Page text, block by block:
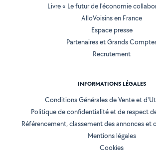
Livre « Le futur de l'économie
AlloVoisins en France
Espace presse
Partenaires et Grands
Recrutement
INFORMATIONS LÉGALES
Conditions Générales de Vente et
Politique de confidentialité et de respect
Référencement, classement des annonces et
Mentions légales
Cookies